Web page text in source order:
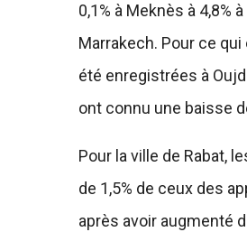
0,1% à Meknès à 4,8%
Marrakech. Pour ce
été enregistrées à
ont connu une baisse
Pour la ville de Rabat,
de 1,5% de ceux des
après avoir augmenté